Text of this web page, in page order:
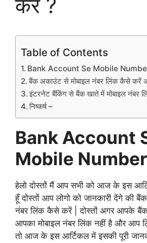
करें ?
Table of Contents
Bank Account Se Mobile
बैंक अकाउंट से मोबाइल नंबर लिंक कैसे करें
इंटरनेट बैंकिंग से बैंक खाते में मोबाइल नंबर
निष्कर्ष –
Bank Account
Mobile
हेलो दोस्तों मैं आप सभी को आज के इस
हूँ दोस्तों आप लोगो को जानकारी देंगे की
नंबर लिंक कैसे करें | दोस्तों अगर आपके
आपका मोबाइल नंबर लिंक नहीं है और आप
तो आज के इस आर्टिकल में इसकी पूरी